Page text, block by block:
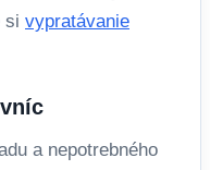
si vypratávanie
a nepotrebného